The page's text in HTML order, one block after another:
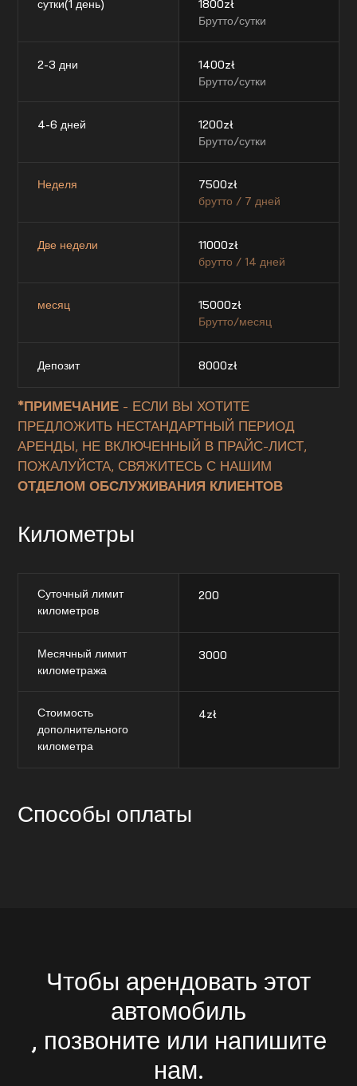
сутки(1 день) 1800zł
Брутто/сутки
2-3 дни 1400zł
Брутто/сутки
4-6 дней 1200zł
Брутто/сутки
Неделя 7500zł
брутто / 7 дней
Две недели 11000zł
брутто / 14 дней
месяц 15000zł
Брутто/месяц
Депозит 8000zł
*ПРИМЕЧАНИЕ - ЕСЛИ ВЫ ХОТИТЕ
ПРЕДЛОЖИТЬ НЕСТАНДАРТНЫЙ ПЕРИОД
АРЕНДЫ, НЕ ВКЛЮЧЕННЫЙ В ПРАЙС-ЛИСТ,
ПОЖАЛУЙСТА, СВЯЖИТЕСЬ С НАШИМ
ОТДЕЛОМ ОБСЛУЖИВАНИЯ КЛИЕНТОВ
Километры
Суточный лимит
километров
200
Месячный лимит
километража
3000
Стоимость
дополнительного
километра
4zł
Способы оплаты
Чтобы арендовать этот
автомобиль
, позвоните или напишите
нам.